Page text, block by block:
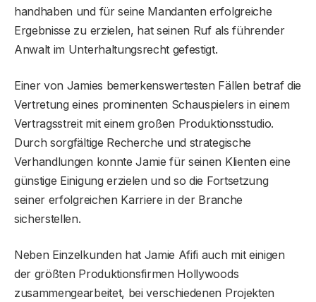
handhaben und für seine Mandanten erfolgreiche
Ergebnisse zu erzielen, hat seinen Ruf als führender
Anwalt im Unterhaltungsrecht gefestigt.
Einer von Jamies bemerkenswertesten Fällen betraf die
Vertretung eines prominenten Schauspielers in einem
Vertragsstreit mit einem großen Produktionsstudio.
Durch sorgfältige Recherche und strategische
Verhandlungen konnte Jamie für seinen Klienten eine
günstige Einigung erzielen und so die Fortsetzung
seiner erfolgreichen Karriere in der Branche
sicherstellen.
Neben Einzelkunden hat Jamie Afifi auch mit einigen
der größten Produktionsfirmen Hollywoods
zusammengearbeitet, bei verschiedenen Projekten